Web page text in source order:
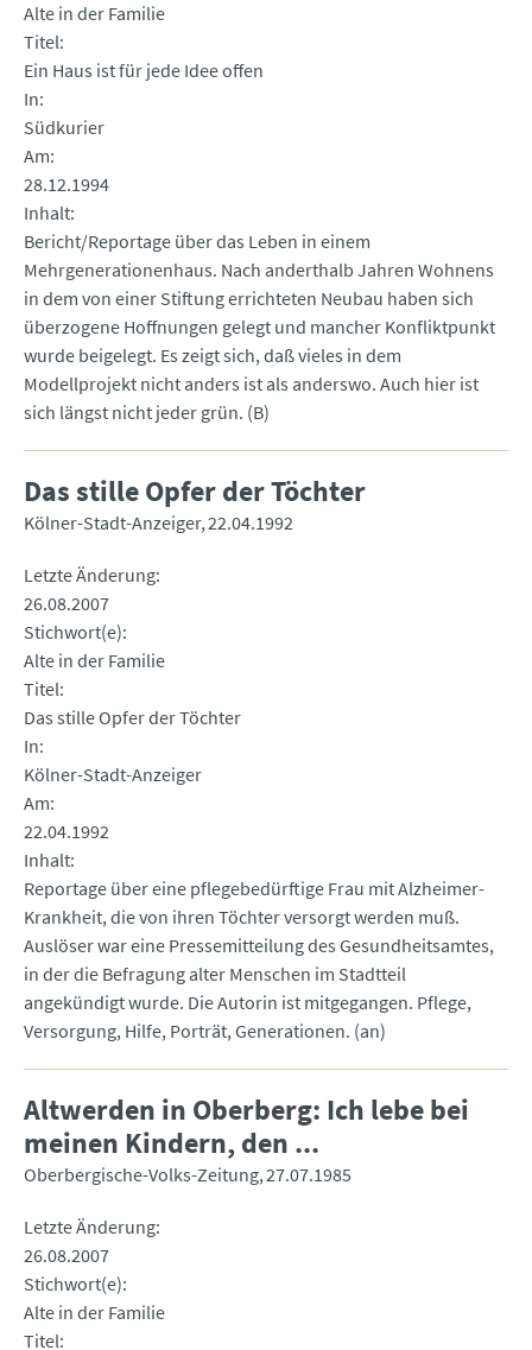
Alte in der Familie
Titel
Ein Haus ist für jede Idee offen
In
Südkurier
Am
28.12.1994
Inhalt
Bericht/Reportage über das Leben in einem
Mehrgenerationenhaus. Nach anderthalb Jahren Wohnens
in dem von einer Stiftung errichteten Neubau haben sich
überzogene Hoffnungen gelegt und mancher Konfliktpunkt
wurde beigelegt. Es zeigt sich, daß vieles in dem
Modellprojekt nicht anders ist als anderswo. Auch hier ist
sich längst nicht jeder grün. (B)
Das stille Opfer der Töchter
Kölner-Stadt-Anzeiger 22.04.1992
Letzte Änderung
26.08.2007
Stichwort(e)
Alte in der Familie
Titel
Das stille Opfer der Töchter
In
Kölner-Stadt-Anzeiger
Am
22.04.1992
Inhalt
Reportage über eine pflegebedürftige Frau mit Alzheimer-
Krankheit, die von ihren Töchter versorgt werden muß.
Auslöser war eine Pressemitteilung des Gesundheitsamtes,
in der die Befragung alter Menschen im Stadtteil
angekündigt wurde. Die Autorin ist mitgegangen. Pflege,
Versorgung, Hilfe, Porträt, Generationen. (an)
Altwerden in Oberberg: Ich lebe bei
meinen Kindern, den ...
Oberbergische-Volks-Zeitung 27.07.1985
Letzte Änderung
26.08.2007
Stichwort(e)
Alte in der Familie
Titel